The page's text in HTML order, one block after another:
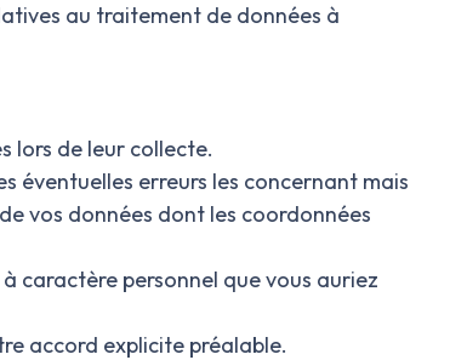
au traitement de données à
lors de leur collecte.
éventuelles erreurs les concernant mais
vos données dont les coordonnées
caractère personnel que vous auriez
accord explicite préalable.